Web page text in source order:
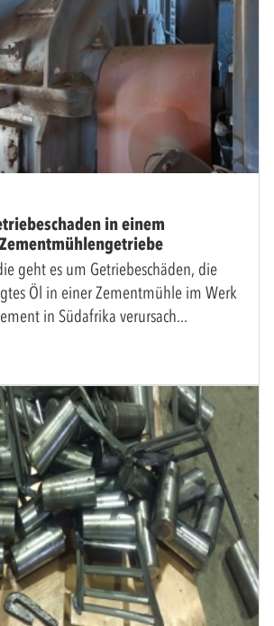
in einem
geht es um Getriebeschäden, die
Öl in einer Zementmühle im Werk
in Südafrika verursach